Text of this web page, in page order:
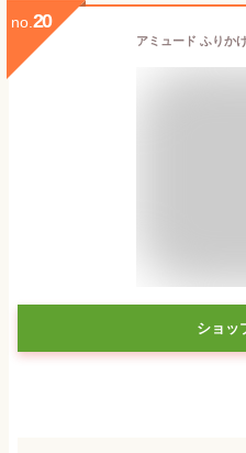
no. 20
アミュード ふりか
ショッ